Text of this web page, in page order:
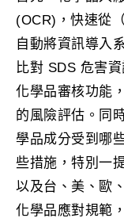
(OCR)，快速從
自動將資訊導入
比對 SDS 危害
化學品審核功能
的風險評估。同
學品成分受到哪
些措施，特別一
以及台、美、歐
化學品應對規範